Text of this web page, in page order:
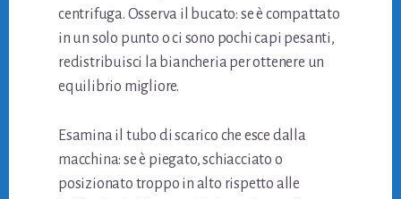
centrifuga. Osserva il bucato: se è compattato
in un solo punto o ci sono pochi capi pesanti,
redistribuisci la biancheria per ottenere un
equilibrio migliore.
Esamina il tubo di scarico che esce dalla
macchina: se è piegato, schiacciato o
posizionato troppo in alto rispetto alle